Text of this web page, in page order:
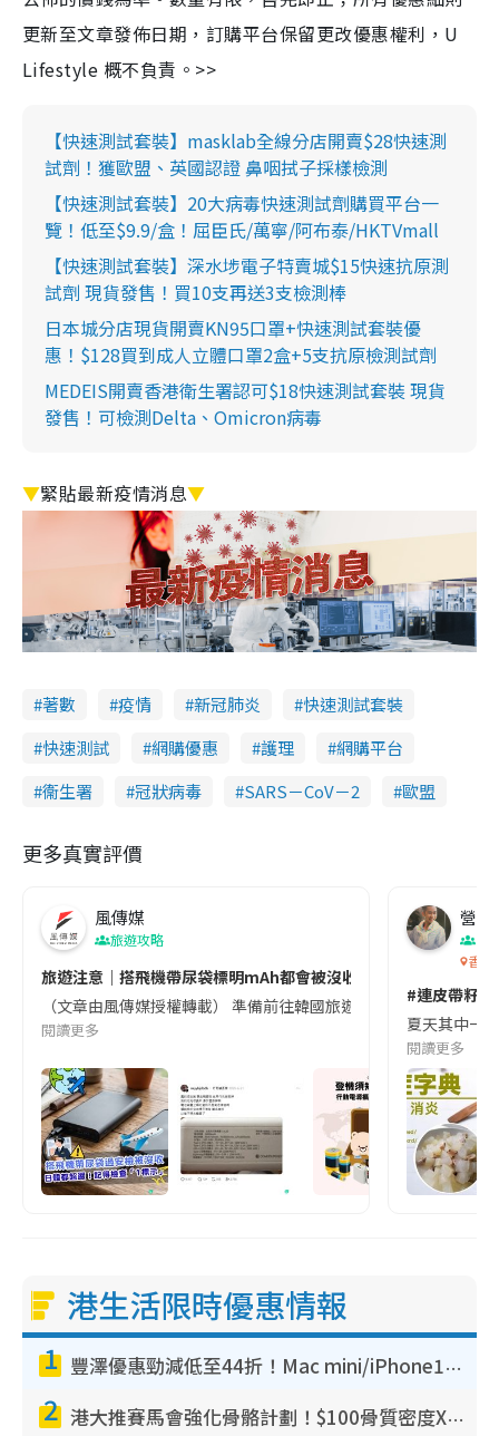
更新至文章發佈日期，訂購平台保留更改優惠權利，U
Lifestyle 概不負責。>>
【快速測試套裝】masklab全線分店開賣$28快速測
試劑！獲歐盟、英國認證 鼻咽拭子採樣檢測
【快速測試套裝】20大病毒快速測試劑購買平台一
覽！低至$9.9/盒！屈臣氏/萬寧/阿布泰/HKTVmall
【快速測試套裝】深水埗電子特賣城$15快速抗原測
試劑 現貨發售！買10支再送3支檢測棒
日本城分店現貨開賣KN95口罩+快速測試套裝優
惠！$128買到成人立體口罩2盒+5支抗原檢測試劑
MEDEIS開賣香港衛生署認可$18快速測試套裝 現貨
發售！可檢測Delta、Omicron病毒
▼緊貼最新疫情消息▼
著數 疫情 新冠肺炎
快速測試套裝
快速測試
網購優惠 護理
網購平台
衞生署
冠狀病毒 SARS－CoV－2 歐盟
更多真實評價
風傳媒
旅遊攻略
旅遊注意｜搭飛機帶尿袋標明mAh都會被沒收😱出發前切記檢查
（文章由風傳媒授權轉載） 準備前往韓國旅遊的民眾，近期要
閱讀更多
營養
香港
#連皮帶籽
夏天其中一
閱讀更多
港生活限時優惠情報
1 豐澤優惠勁減低至44折！Mac mini/iPhone17Pro大減價！廚房家電$220起
2 港大推賽馬會強化骨骼計劃！$100骨質密度X光檢查 完成免費運動訓練送超市禮券！附參加資格